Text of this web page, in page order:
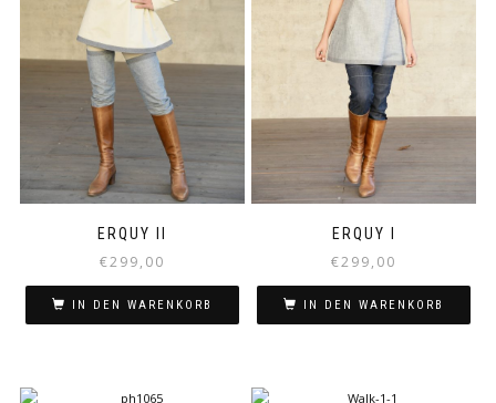
ERQUY II
€299,00
IN DEN WARENKORB
ERQUY I
€299,00
IN DEN WARENKORB